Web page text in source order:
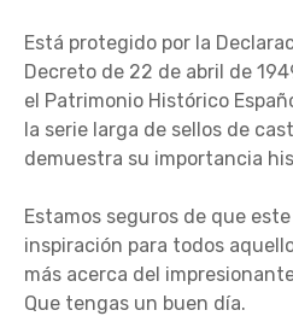
Está protegido por la
Decreto de 22 de abril de
el Patrimonio Histórico
la serie larga de sellos de
demuestra su importancia
Estamos seguros de que
inspiración para todos
más acerca del
Que tengas un buen día.